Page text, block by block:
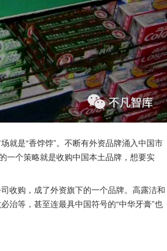
就是“香饽饽”。不断有外资品牌涌入中国市
一个策略就是收购中国本土品牌，想要实
收购，成了外资旗下的一个品牌。高露洁和
治等，甚至连最具中国符号的“中华牙膏”也